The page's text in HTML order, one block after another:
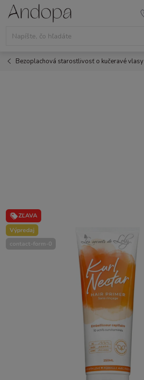
Prejsť
Bezoplachová starostlivosť o kučeravé vlasy
ZĽAVA
Výpredaj
contact-form-0